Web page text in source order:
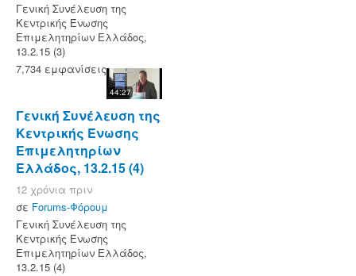
Γενική Συνέλευση της
Κεντρικής Ένωσης
Επιμελητηρίων Ελλάδος,
13.2.15 (3)
7,734 εμφανίσεις
44:27
Γενική Συνέλευση της
Κεντρικής Ένωσης
Επιμελητηρίων
Ελλάδος, 13.2.15 (4)
12 χρόνια πριν
σε Forums-Φόρουμ
Γενική Συνέλευση της
Κεντρικής Ένωσης
Επιμελητηρίων Ελλάδος,
13.2.15 (4)